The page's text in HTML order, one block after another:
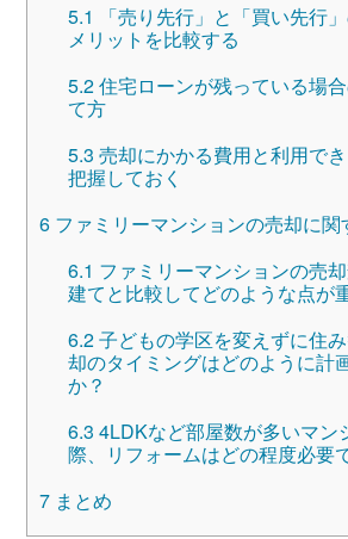
5.1
「売り先行」と「買い先行
メリットを比較する
5.2住宅ローンが残っている場
て方
5.3 売却にかかる費用と利用で
把握しておく
6ファミリーマンションの売却に関
6.1 ファミリーマンションの売
建てと比較してどのような点が
6.2子どもの学区を変えずに住
却のタイミングはどのように計
か？
6.3 4LDKなど部屋数が多いマン
際、リフォームはどの程度必要
7まとめ